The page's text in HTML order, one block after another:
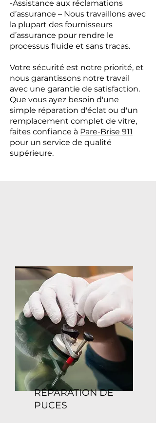
-Assistance aux réclamations
d’assurance – Nous travaillons avec
la plupart des fournisseurs
d’assurance pour rendre le
processus fluide et sans tracas.
Votre sécurité est notre priorité, et
nous garantissons notre travail
avec une garantie de satisfaction.
Que vous ayez besoin d'une
simple réparation d'éclat ou d'un
remplacement complet de vitre,
faites confiance à Pare-Brise 911
pour un service de qualité
supérieure.
RÉPARATION DE
PUCES